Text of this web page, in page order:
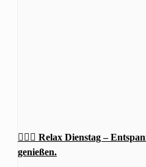
🧖‍♂️✨ Relax Dienstag –
genießen.